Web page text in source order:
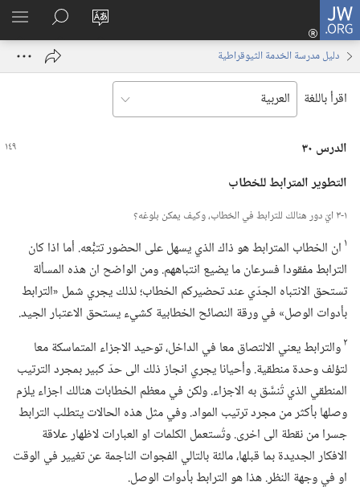
JW.ORG
تغيير
الموقع
تسجيل
الدخول
نافذة
البحث
في
JW.‎ORG
دليل مدرسة الخدمة الثيوقراطية
اقرأ باللغة
الدرس ٣٠
التطوير المترابط للخطاب
١-‏٣ ايّ دور هنالك للترابط في الخطاب،‏ وكيف يمكن بلوغه؟‏
١ ان الخطاب المترابط هو ذاك الذي يسهل على الحضور تتبُّعه.‏ أما اذا كان
الترابط مفقودا فسرعان ما يضيع انتباههم.‏ ومن الواضح ان هذه المسألة
تستحق الانتباه الجدّي عند تحضيركم الخطاب؛‏ لذلك يجري شمل «الترابط
بأدوات الوصل» في ورقة النصائح الخطابية كشيء يستحق الاعتبار الجيد.‏
٢والترابط يعني الالتصاق معا في الداخل،‏ توحيد الاجزاء المتماسكة معا
لتؤلف وحدة منطقية.‏ وأحيانا يجري انجاز ذلك الى حدّ كبير بمجرد الترتيب
المنطقي الذي تُنسَّق به الاجزاء.‏ ولكن في معظم الخطابات هنالك اجزاء يلزم
وصلها بأكثر من مجرد ترتيب المواد.‏ وفي مثل هذه الحالات يتطلب الترابط
جسرا من نقطة الى اخرى.‏ وتُستعمل الكلمات او العبارات لاظهار علاقة
الافكار الجديدة بما قبلها،‏ مالئة بالتالي الفجوات الناجمة عن تغيير في الوقت
او في وجهة النظر.‏ هذا هو الترابط بأدوات الوصل.‏